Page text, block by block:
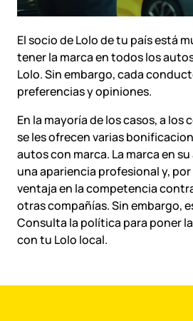
El socio de Lolo de tu país está
tener la marca en todos los
Lolo. Sin embargo, cada
preferencias y opiniones.
En la mayoría de los casos, a los
se les ofrecen varias
autos con marca. La marca en
una apariencia profesional y,
ventaja en la competencia
otras compañías. Sin embargo,
Consulta la política para poner
con tu Lolo local.